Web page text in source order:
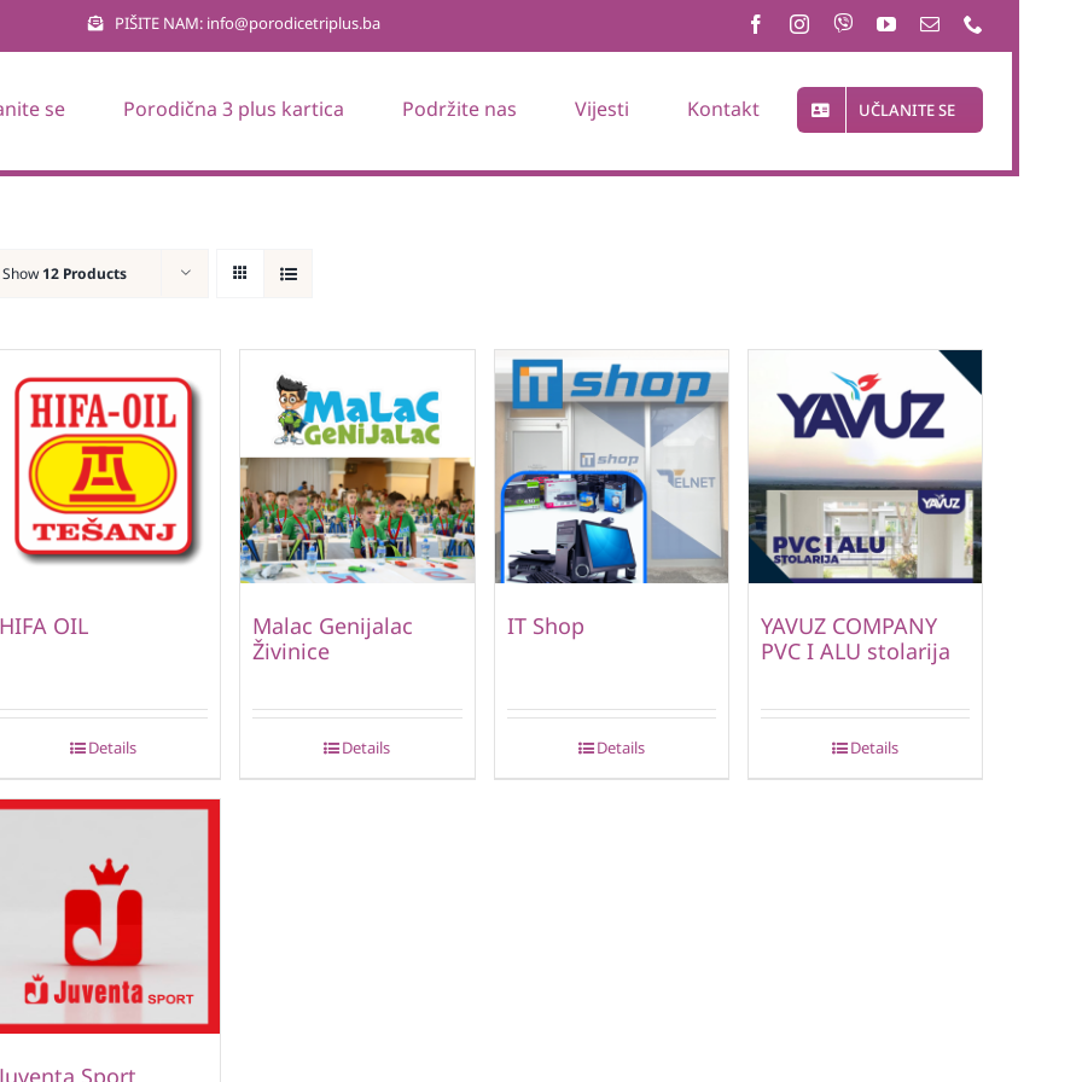
PIŠITE NAM: info@porodicetriplus.ba
se Porodična 3 plus kartica Podržite nas Vijesti Kontakt UČLANITE SE
Show 12 Products
HIFA OIL
Details
Malac Genijalac
Živinice
Details
IT Shop
Details
YAVUZ COMPANY
PVC I ALU stolarija
Details
Juventa Sport